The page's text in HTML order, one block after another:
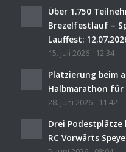
Über 1.750
Brezelfestlauf –
Lauffest:
15. Juli 2026 - 12:34
Platzierung beim
Halbmarathon für
28. Juni 2026 - 11:42
Drei
RC Vorwärts